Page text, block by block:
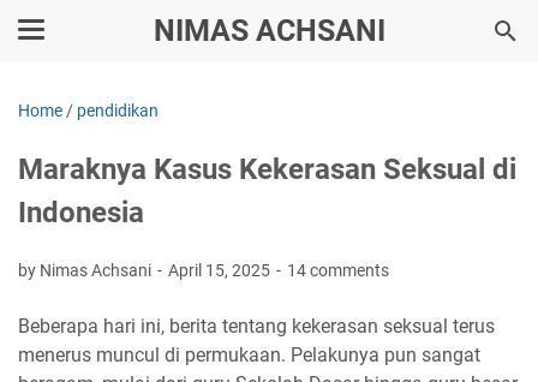
NIMAS ACHSANI
Home / pendidikan
Maraknya Kasus Kekerasan Seksual di
Indonesia
by Nimas Achsani April 15, 2025 14 comments
Beberapa hari ini, berita tentang kekerasan seksual terus
menerus muncul di permukaan. Pelakunya pun sangat